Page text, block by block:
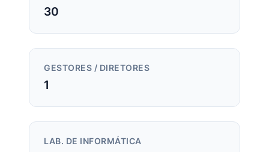
30
GESTORES / DIRETORES
1
LAB. DE INFORMÁTICA